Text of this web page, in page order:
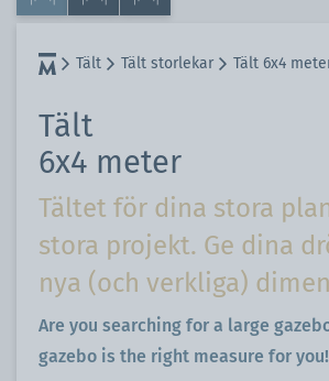
Tält Tält storlekar Tält 6x4
Tält
6x4 meter
Tältet för dina stora
stora projekt. Ge dina
nya (och verkliga)
Are you searching for a large
gazebo is the right measure for you!